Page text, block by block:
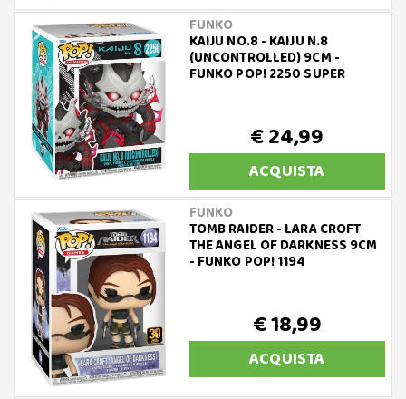
FUNKO
KAIJU NO.8 - KAIJU N.8
(UNCONTROLLED) 9CM -
FUNKO POP! 2250 SUPER
€ 24,99
ACQUISTA
FUNKO
TOMB RAIDER - LARA CROFT
THE ANGEL OF DARKNESS 9CM
- FUNKO POP! 1194
€ 18,99
ACQUISTA